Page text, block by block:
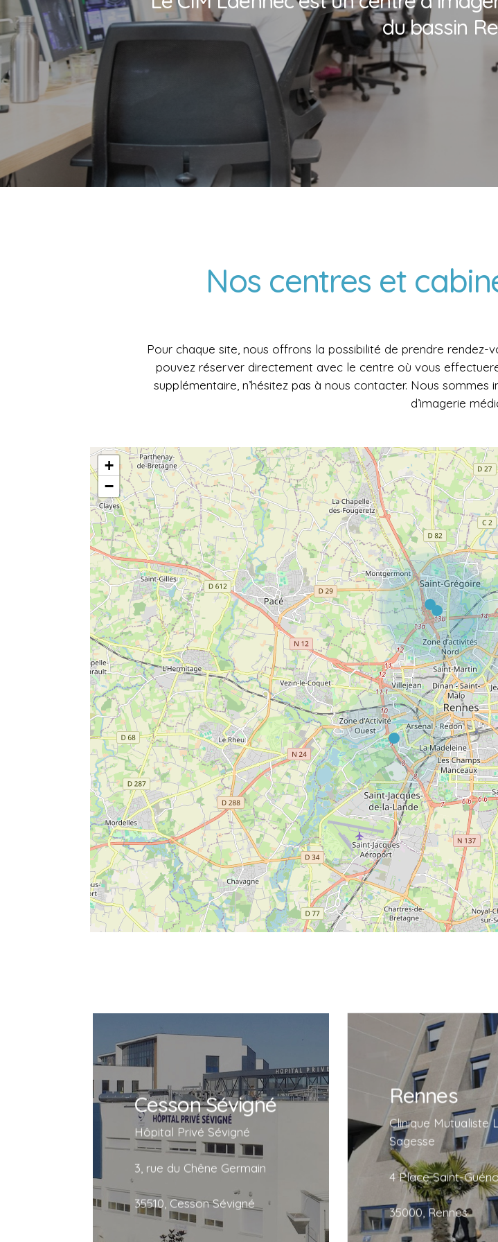
du bassin
Nos centres et
Pour chaque site, nous offrons la possibilité de prendre rendez-
pouvez réserver directement avec le centre où vous
supplémentaire, n’hésitez pas à nous contacter. Nous
d’imagerie
+
−
Cesson Sévigné
Hôpital Privé Sévigné
3, rue du Chêne Germain
35510, Cesson Sévigné
Cesson Sévigné
Hôpital Privé Sévigné
3, rue du Chêne Germain
35510, Cesson Sévigné
En savoir plus
Rennes
Clinique Mutualiste
Sagesse
4 Place Saint-
35000, Rennes
Clinique
4 Place Saint-
35000,
En